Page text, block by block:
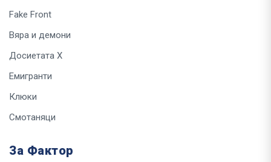
Fake Front
Вяра и демони
Досиетата Х
Емигранти
Клюки
Смотаняци
За Фактор